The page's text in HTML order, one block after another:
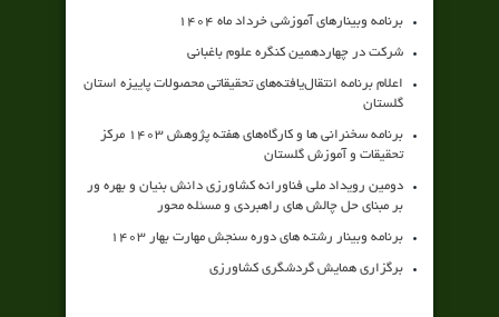
برنامه وبینارهای آموزشی خرداد ماه 1404
شرکت در چهاردهمین کنگره علوم باغبانی
اعلام برنامه انتقال‌یافته‌های تحقیقاتی محصولات پاییزه استان
گلستان
برنامه سخنرانی ها و کارگاه‌های هفته پژوهش 1403 مرکز
تحقیقات و آموزش گلستان
دومین رویداد ملی فناورانه کشاورزی دانش بنیان و بهره ور
بر مبنای حل چالش های راهبردی و مسئله محور
برنامه وبینار رشته های دوره سنجش مهارت بهار 1403
برگزاری همایش گردشگری کشاورزی